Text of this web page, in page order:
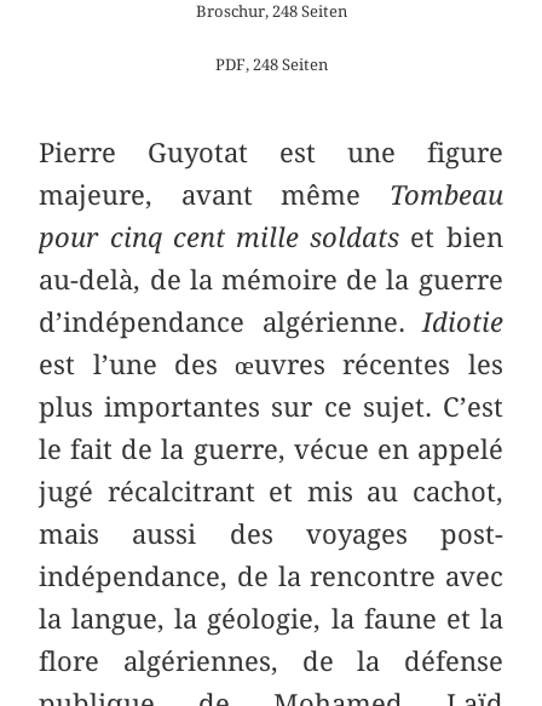
Broschur, 248 Seiten
PDF, 248 Seiten
Pierre Guyotat est une figure
majeure, avant même Tombeau
pour cinq cent mille soldats et bien
au-delà, de la mémoire de la guerre
d’indépendance algérienne. Idiotie
est l’une des œuvres récentes les
plus importantes sur ce sujet. C’est
le fait de la guerre, vécue en appelé
jugé récalcitrant et mis au cachot,
mais aussi des voyages post-
indépendance, de la rencontre avec
la langue, la géologie, la faune et la
flore algériennes, de la défense